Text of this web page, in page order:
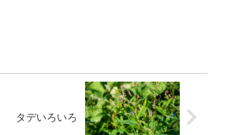
タデいろいろ